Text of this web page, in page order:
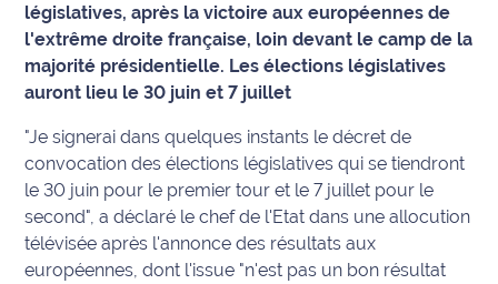
Emploi
Environnement
Info
route
Justice
législatives, après la victoire aux européennes de
l'extrême droite française, loin devant le camp de la
majorité présidentielle. Les élections législatives
auront lieu le 30 juin et 7 juillet
"Je signerai dans quelques instants le décret de
convocation des élections législatives qui se tiendront
le 30 juin pour le premier tour et le 7 juillet pour le
second", a déclaré le chef de l'Etat dans une allocution
télévisée après l'annonce des résultats aux
européennes, dont l'issue "n'est pas un bon résultat